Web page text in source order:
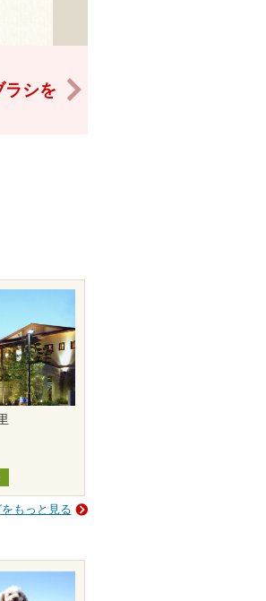
ラシを
>
もっと見る